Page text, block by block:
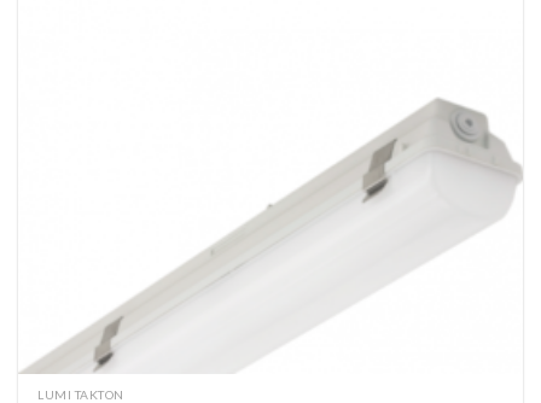
LUMI TAKTON